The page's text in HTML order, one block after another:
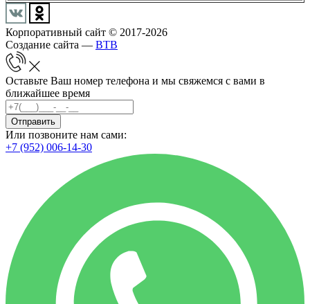
Корпоративный сайт © 2017-2026
Создание сайта — BTB
Оставьте Ваш номер телефона и мы свяжемся с вами в
ближайшее время
Отправить
Или позвоните нам сами:
+7 (952) 006-14-30